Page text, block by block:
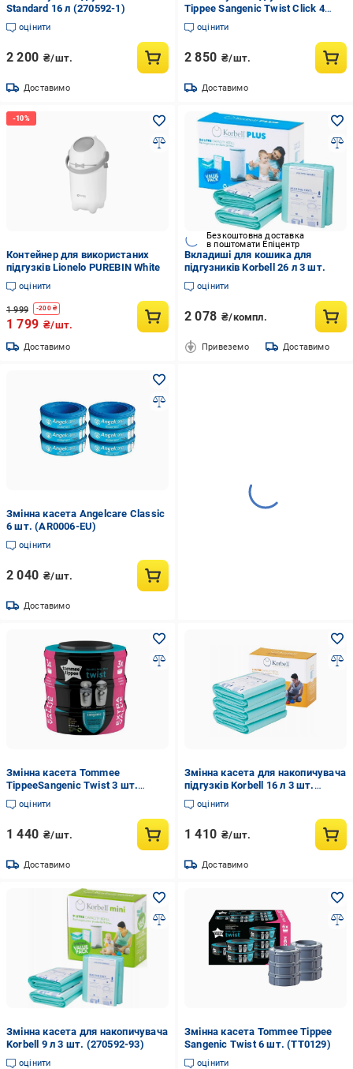
Standard 16 л (270592-1)
оцінити
2 200 ₴/шт.
Доставимо
Tippee Sangenic Twist Click 4
змінні касети (TT0110)
оцінити
2 850 ₴/шт.
Доставимо
Контейнер для використаних
підгузків Lionelo PUREBIN White
оцінити
1 999 -200₴
1 799 ₴/шт.
Доставимо
Безкоштовна доставка
в поштомати Епіцентр
Вкладиші для кошика для
підгузників Korbell 26 л 3 шт.
оцінити
2 078 ₴/компл.
Привеземо Доставимо
Змінна касета Angelcare Classic
6 шт. (AR0006-EU)
оцінити
2 040 ₴/шт.
Доставимо
Змінна касета Tommee
TippeeSangenic Twist 3 шт.
(TT0128)
оцінити
1 440 ₴/шт.
Доставимо
Змінна касета для накопичувача
підгузків Korbell 16 л 3 шт.
(270592-15-3)
оцінити
1 410 ₴/шт.
Доставимо
Змінна касета для накопичувача
Korbell 9 л 3 шт. (270592-93)
оцінити
Змінна касета Tommee Tippee
Sangenic Twist 6 шт. (TT0129)
оцінити